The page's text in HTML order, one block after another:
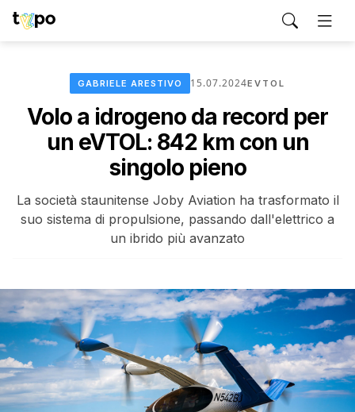
GABRIELE ARESTIVO 15.07.2024EVTOL
Volo a idrogeno da record per
un eVTOL: 842 km con un
singolo pieno
La società staunitense Joby Aviation ha trasformato il
suo sistema di propulsione, passando dall'elettrico a
un ibrido più avanzato